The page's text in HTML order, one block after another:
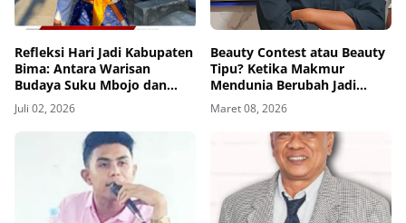
Refleksi Hari Jadi Kabupaten
Bima: Antara Warisan
Budaya Suku Mbojo dan
Tantangan Politik
Kontemporer
Juli 02, 2026
Beauty Contest atau Beauty
Tipu? Ketika Makmur
Mendunia Berubah Jadi
Makmur Meninggal Dunia
Maret 08, 2026